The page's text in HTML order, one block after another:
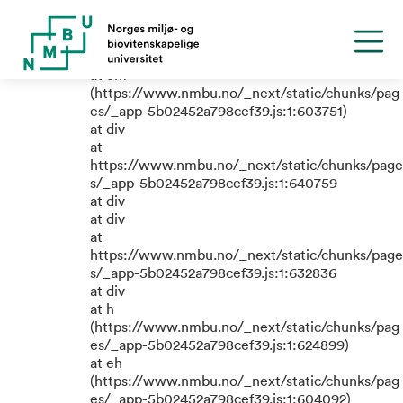
TypeError: e.replaceAll is not a
function
(https://www.nmbu.no/_next/static/chunks/pag
es/_app-5b02452a798cef39.js:1:603751)
at div
at
https://www.nmbu.no/_next/static/chunks/page
s/_app-5b02452a798cef39.js:1:640759
at div
at div
at
https://www.nmbu.no/_next/static/chunks/page
s/_app-5b02452a798cef39.js:1:632836
at div
at h
(https://www.nmbu.no/_next/static/chunks/pag
es/_app-5b02452a798cef39.js:1:624899)
at eh
(https://www.nmbu.no/_next/static/chunks/pag
es/_app-5b02452a798cef39.js:1:604092)